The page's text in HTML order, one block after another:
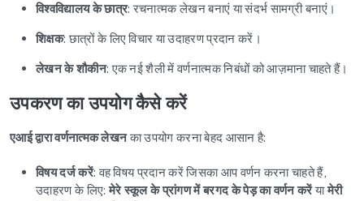
विश्वविद्यालय के छात्र: रचनात्मक लेखन बनाएं या संदर्भ सामग्री बनाएं।
शिक्षक: छात्रों के लिए विचार या उदाहरण प्रदान करें।
लेखन के शौकीन: एक नई शैली में वर्णनात्मक निबंधों को आज़माना चाहते हैं।
उपकरण का उपयोग कैसे करें
एआई द्वारा वर्णनात्मक लेखनका उपयोग करना बेहद आसान है:
विषय दर्ज करें: वह विषय प्रदान करें जिसका आप वर्णन करना चाहते हैं,
उदाहरण के लिए:मेरे स्कूल के प्रांगण में बरगद के पेड़ का वर्णन करेंयामेरी